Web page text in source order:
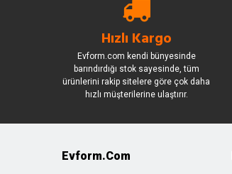
Hızlı Kargo
Evform.com kendi bünyesinde
barındırdığı stok sayesinde, tüm
ürünlerini rakip sitelere göre çok daha
hızlı müşterilerine ulaştırır.
Evform.com